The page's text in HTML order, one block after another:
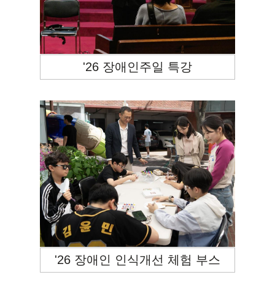
'26 장애인주일 특강
'26 장애인 인식개선 체험 부스